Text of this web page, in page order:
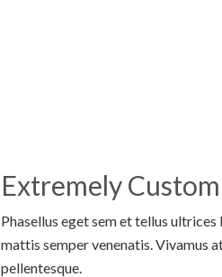
Extremely
Phasellus eget sem et tellus
mattis semper venenatis. Vivamus
pellentesque.